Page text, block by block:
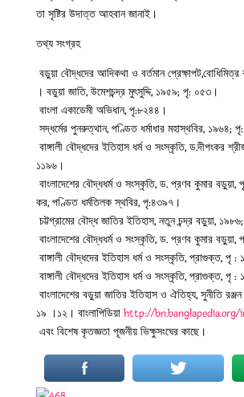
তা সৃষ্টির উদাত্ত আহবান জানাই।
তথ্য সংগ্রহ
বড়ুয়া বৌদ্ধদের আদিকথা ও বর্তমান
। বড়ুয়া জাতি, উমেশচন্দ্র মুৎসুদ্দি, ১৯৫৯; পৃ: ০৫৩।
বাংলা একাডেমী অভিধান, পৃ:৮২৪৪।
সদ্ধর্মের পুনরুত্থান, পণ্ডিত ধর্মাধার মহাস্থবির, ১৯৬৪;
বাঙ্গালী বৌদ্ধদের ইতিহাস ধর্ম ও সংস্কৃতি, ড.দীপংকর
১১৯৬।
বাংলাদেশের বৌদ্ধধর্ম ও সংস্কৃতি, ড. প্রণব কুমার বড়ুয়া,
কর, পণ্ডিত ধর্মতিলক স্থবির, পৃ:৪৩৯৭।
চট্টগ্রামের বৌদ্ধ জাতির ইতিহাস, নতুন চন্দ্র বড়ুয়া,
বাংলাদেশের বৌদ্ধধর্ম ও সংস্কৃতি, ড. প্রণব কুমার
বাঙ্গালী বৌদ্ধদের ইতিহাস ধর্ম ও সংস্কৃতি, প্রাগুক্ত, পৃ :
বাঙ্গালী বৌদ্ধদের ইতিহাস ধর্ম ও সংস্কৃতি, প্রাগুক্ত, পৃ
বাংলাদেশের বড়ুয়া জাতির ইতিহাস ও ঐতিহ্য, সুনীতি
১৯ ।১২। বাংলাপিডিয়াhttp://bn.banglapedia.org/
এবং বিশেষ কৃতজ্ঞতা পূজনীয় ভিক্ষুসংঘের কাছে।